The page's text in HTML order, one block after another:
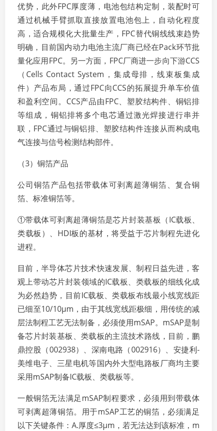
优势，此外FPC厚度薄，电池包结构定制，装配时可
通过机械手臂抓取直接放置电池包上，自动化程度
高，适合规模化大批量生产，FPC替代铜线线束趋势
明确，目前国内动力电池主流厂商已经在Pack环节批
量化应用FPC。另一方面，FPC厂商进一步向下游CCS
（Cells Contact System，集成母排，线束板集成
件）产品布局，通过FPC向CCS的拓展提升单车价值
和盈利空间。CCS产品由FPC、塑胶结构件、铜铝排
等组成，铜铝排将多个电芯通过激光焊接进行串并
联，FPC通过与铜铝排、塑胶结构件连接从而构成电
气连接与信号检测结构部件。
（3）铜箔产品
公司铜箔产品包括带载体可剥离超薄铜箔、复合铜
箔、标准铜箔等。
①带载体可剥离超薄铜箔是芯片封装基板（IC载板、
类载板）、HDI板的基材，将受益于芯片制程先进化
进程。
目前，半导体芯片技术快速发展、制程日益先进，客
观上带动芯片封装领域的IC载板、类载板的细线化成
为必然趋势，目前IC载板、类载板布线最小线宽线距
已细至10/10μm，由于其线宽线距极细，用传统的减
层法制程工艺无法制备，必须使用mSAP。mSAP是制
备芯片封装基板、类载板的主流技术路线，目前，鹏
鼎控股（002938）、深南电路（002916）、安捷利-
美维电子、三星电机等国内外大型电路板厂商均主要
采用mSAP制备IC载板、类载板等。
一般铜箔无法满足mSAP制程要求，必须用到带载体
可剥离超薄铜箔。用于mSAP工艺的铜箔，必须满足
以下关键条件：A.厚度≤3μm，若无法达到该标准，m